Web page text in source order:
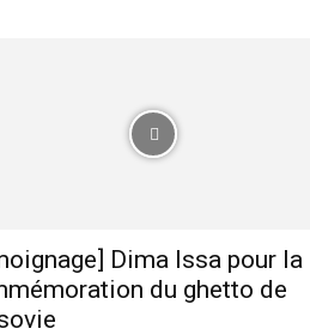
Dima Issa pour la
du ghetto de